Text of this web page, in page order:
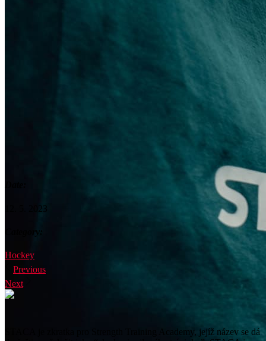
12. 5. 2023
Category:
Hockey
Previous
Next
STACA je zkratka pro Strength Training Academy, jejíž název se dá